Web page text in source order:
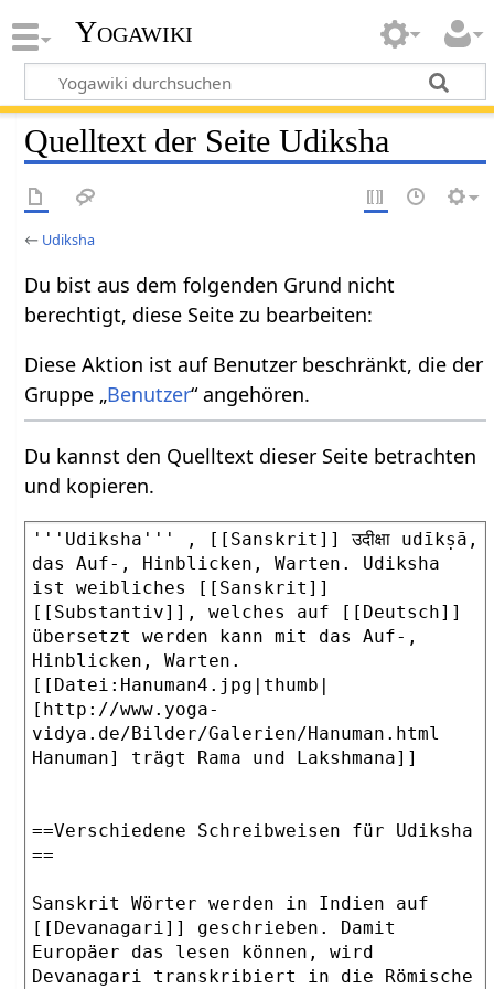
Yogawiki
Quelltext der Seite Udiksha
← Udiksha
Du bist aus dem folgenden Grund nicht
berechtigt, diese Seite zu bearbeiten:
Diese Aktion ist auf Benutzer beschränkt, die der
Gruppe „Benutzer“ angehören.
Du kannst den Quelltext dieser Seite betrachten
und kopieren.